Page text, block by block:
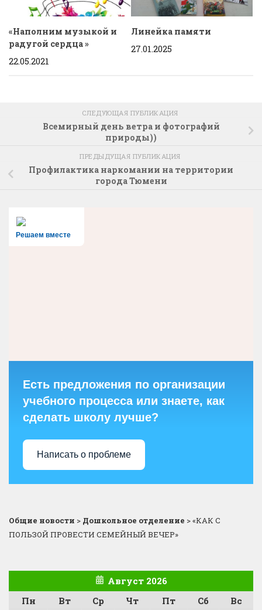
«Наполним музыкой и
радугой сердца »
22.05.2021
Линейка памяти
27.01.2025
СЛЕДУЮЩАЯ ПУБЛИКАЦИЯ
Всемирный день ветра и фотографий
природы))
ПРЕДЫДУЩАЯ ПУБЛИКАЦИЯ
Профилактика наркомании на территории
города Тюмени
Решаем вместе
Есть предложения по организации
учебного процесса или знаете, как
сделать школу лучше?
Написать о проблеме
Общие новости > Дошкольное отделение >«КАК С
ПОЛЬЗОЙ ПРОВЕСТИ СЕМЕЙНЫЙ ВЕЧЕР»
Август 2026
Пн
Вт Ср Чт Пт Сб
Вс